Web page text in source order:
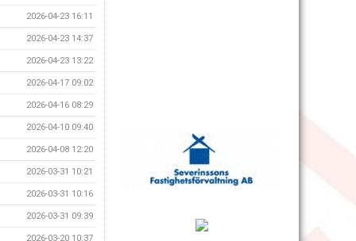
2026-04-23 16:11
2026-04-23 14:37
2026-04-23 13:22
2026-04-17 09:02
2026-04-16 08:29
2026-04-10 09:40
2026-04-08 12:20
2026-03-31 10:21
2026-03-31 10:16
2026-03-31 09:39
2026-03-20 10:37